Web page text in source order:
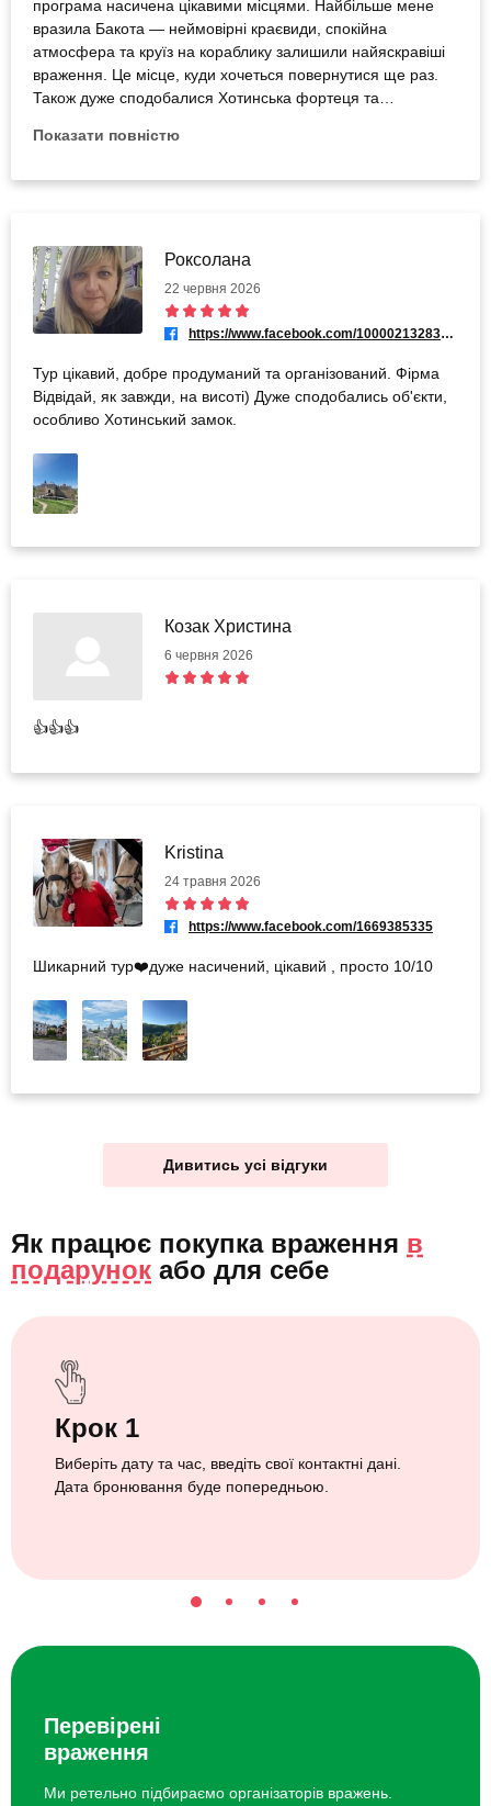
програма насичена цікавими місцями. Найбільше мене
вразила Бакота — неймовірні краєвиди, спокійна
атмосфера та круїз на кораблику залишили найяскравіші
враження. Це місце, куди хочеться повернутися ще раз.
Також дуже сподобалися Хотинська фортеця та
історією, а старе місто зачаровує архітектурою,
Подорож подарувала багато позитивних емоцій та
Показати повністю
Роксолана
22 червня 2026
https://www.facebook.com/100002132838744
Тур цікавий, добре продуманий та організований. Фірма
Відвідай, як завжди, на висоті) Дуже сподобались об'єкти,
особливо Хотинський замок.
Козак Христина
6 червня 2026
👍👍👍
Kristina
24 травня 2026
https://www.facebook.com/1669385335
Шикарний тур❤️дуже насичений, цікавий , просто 10/10
Дивитись усі відгуки
Як працює покупка враження в
подарунок або для себе
Крок 1
Виберіть дату та час, введіть свої контактні дані.
Дата бронювання буде попередньою.
Перевірені
враження
Ми ретельно підбираємо організаторів вражень.